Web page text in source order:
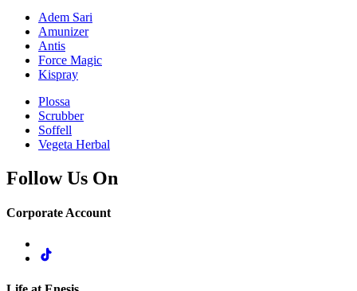
Adem Sari
Amunizer
Antis
Force Magic
Kispray
Plossa
Scrubber
Soffell
Vegeta Herbal
Follow Us On
Corporate Account